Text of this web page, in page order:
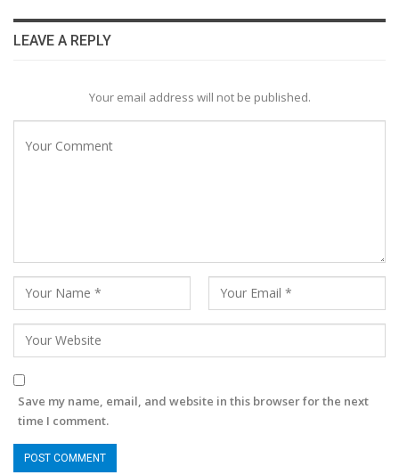
LEAVE A REPLY
Your email address will not be published.
Save my name, email, and website in this browser for the next
time I comment.